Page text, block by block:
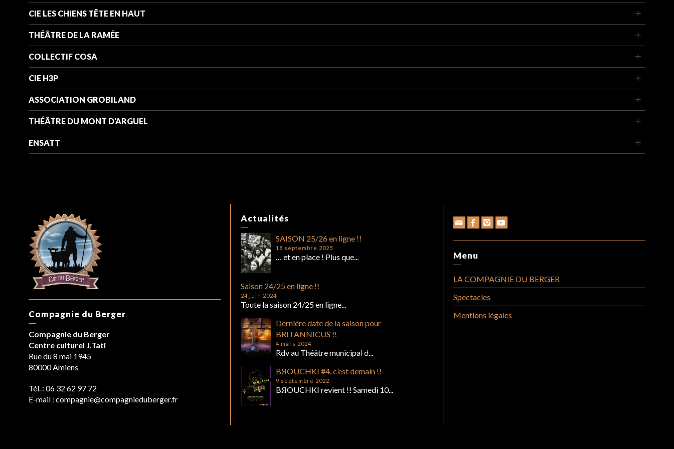
CIE LES CHIENS TÊTE EN HAUT
THÉÂTRE DE LA RAMÉE
COLLECTIF COSA
CIE H3P
ASSOCIATION GROBILAND
THÉÂTRE DU MONT D'ARGUEL
ENSATT
Compagnie du Berger
Compagnie du Berger
Centre culturel J.Tati
Rue du 8 mai 1945
80000 Amiens
Tél. : 06 32 62 97 72
E-mail : compagnie@compagnieduberger.fr
Actualités
SAISON 25/26 en ligne !!
18 septembre 2025
… et en place ! Plus que...
Saison 24/25 en ligne !!
24 juin 2024
Toute la saison 24/25 en ligne...
Dernière date de la saison pour
BRITANNICUS !!
4 mars 2024
Rdv au Théâtre municipal d...
BЯOUCHKI #4, c’est demain !!
9 septembre 2022
BЯOUCHKI revient !! Samedi 10...
Menu
LA COMPAGNIE DU BERGER
Spectacles
Mentions légales